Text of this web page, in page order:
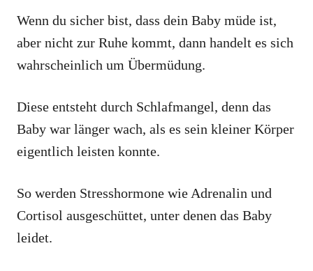
Wenn du sicher bist, dass dein Baby müde ist,
aber nicht zur Ruhe kommt, dann handelt es sich
wahrscheinlich um Übermüdung.
Diese entsteht durch Schlafmangel, denn das
Baby war länger wach, als es sein kleiner Körper
eigentlich leisten konnte.
So werden Stresshormone wie Adrenalin und
Cortisol ausgeschüttet, unter denen das Baby
leidet.